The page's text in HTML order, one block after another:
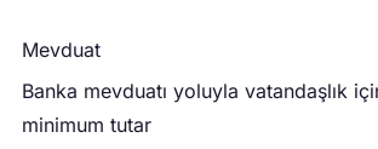
Mevduat
Banka mevduatı yoluyla vatandaşlık
minimum tutar